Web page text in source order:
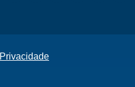
Privacidade